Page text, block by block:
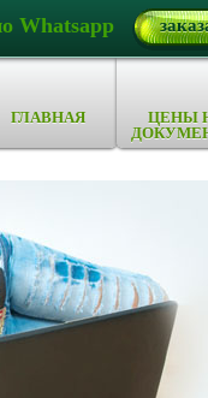
Whatsapp
ГЛАВНАЯ
ЦЕНЫ